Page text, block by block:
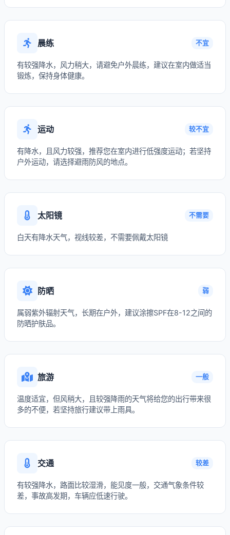
晨练 不宜
有较强降水，风力稍大，请避免户外晨练，建议在室内做适当
锻炼，保持身体健康。
运动 较不宜
有降水，且风力较强，推荐您在室内进行低强度运动；若坚持
户外运动，请选择避雨防风的地点。
太阳镜 不需要
白天有降水天气，视线较差，不需要佩戴太阳镜
防晒 弱
属弱紫外辐射天气，长期在户外，建议涂擦SPF在8-12之间的
防晒护肤品。
旅游 一般
温度适宜，但风稍大，且较强降雨的天气将给您的出行带来很
多的不便，若坚持旅行建议带上雨具。
交通 较差
有较强降水，路面比较湿滑，能见度一般，交通气象条件较
差，事故高发期，车辆应低速行驶。